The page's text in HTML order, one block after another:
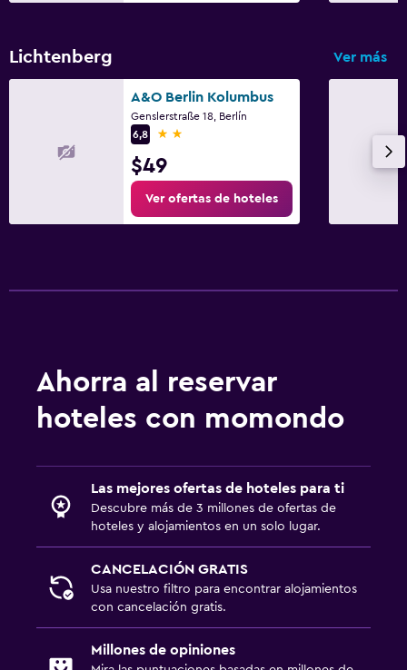
Lichtenberg Ver más
A&O Berlin Kolumbus
Genslerstraße 18, Berlín
6,8
2 estrellas
$49
Ver ofertas de hoteles
Ahorra al reservar
hoteles con momondo
Las mejores ofertas de hoteles para ti
Descubre más de 3 millones de ofertas de
hoteles y alojamientos en un solo lugar.
CANCELACIÓN GRATIS
Usa nuestro filtro para encontrar alojamientos
con cancelación gratis.
Millones de opiniones